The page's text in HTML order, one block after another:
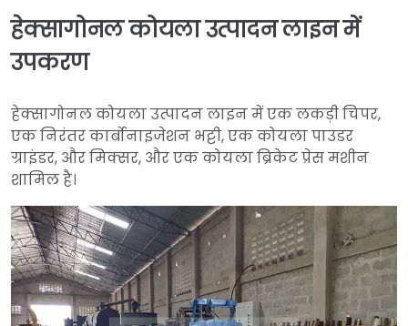
हेक्सागोनल कोयला उत्पादन लाइन में
उपकरण
हेक्सागोनल कोयला उत्पादन लाइन में एक लकड़ी चिपर,
एक निरंतर कार्बोनाइजेशन भट्टी, एक कोयला पाउडर
ग्राइंडर, और मिक्सर, और एक कोयला ब्रिकेट प्रेस मशीन
शामिल है।